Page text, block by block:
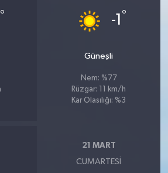
° -1 °
Güneşli
Nem: %77
Rüzgar: 11 km/h
Kar Olasılığı: %3
21 MART
CUMARTESI